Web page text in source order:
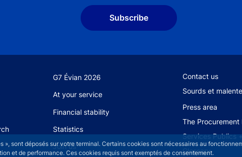
sont déposés sur votre terminal. Certains cookies sont nécessaires au
et de performance. Ces cookies requis sont exemptés de consentement.
Subscribe
G7 Évian 2026
At your service
Financial stability
Statistics
Join us
Footer secondary
Contact us
Sourds et
Press area
The Procurement
Services Publics
Glossary